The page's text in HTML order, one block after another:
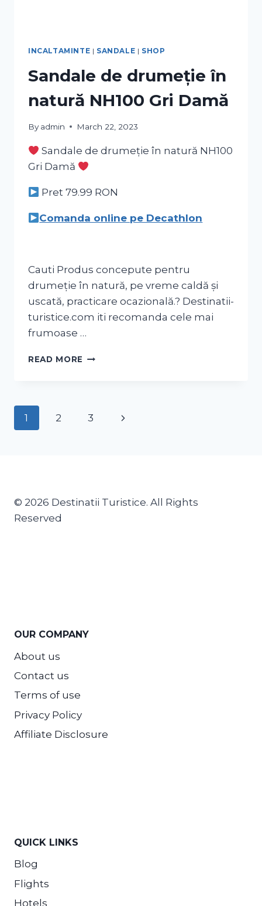
INCALTAMINTE | SANDALE | SHOP
Sandale de drumeție în
natură NH100 Gri Damă
By admin March 22, 2023
Sandale de drumeție în natură NH100
Gri Damă
Pret 79.99 RON
Comanda online pe Decathlon
Cauti Produs concepute pentru
drumeție în natură, pe vreme caldă și
uscată, practicare ocazională.? Destinatii-
turistice.com iti recomanda cele mai
frumoase …
READ MORE
1 2 3
© 2026 Destinatii Turistice. All Rights
Reserved
OUR COMPANY
About us
Contact us
Terms of use
Privacy Policy
Affiliate Disclosure
QUICK LINKS
Blog
Flights
Hotels